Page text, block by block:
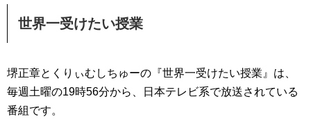
世界一受けたい授業
堺正章とくりぃむしちゅーの『世界一受けたい授業』は、
毎週土曜の19時56分から、日本テレビ系で放送されている
番組です。